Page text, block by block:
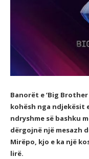
Banorët e ‘Big
kohësh nga ndjekësit
ndryshme së bashku
dërgojnë një mesazh
Mirëpo, kjo e ka një
lirë.